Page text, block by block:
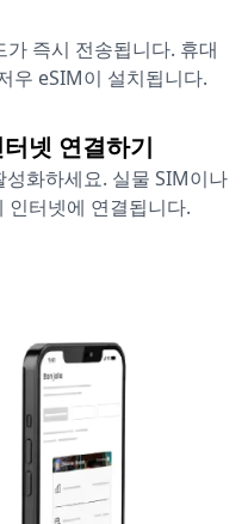
즉시 전송됩니다. 휴대
우 eSIM이 설치됩니다.
넷 연결하기
화하세요. 실물 SIM이나
인터넷에 연결됩니다.